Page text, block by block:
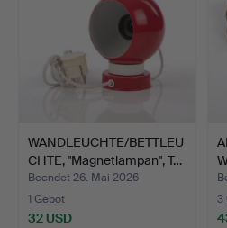
WANDLEUCHTE/BETTLEU
CHTE, "Magnetlampan", T…
Beendet 26. Mai 2026
1 Gebot
32 USD
3